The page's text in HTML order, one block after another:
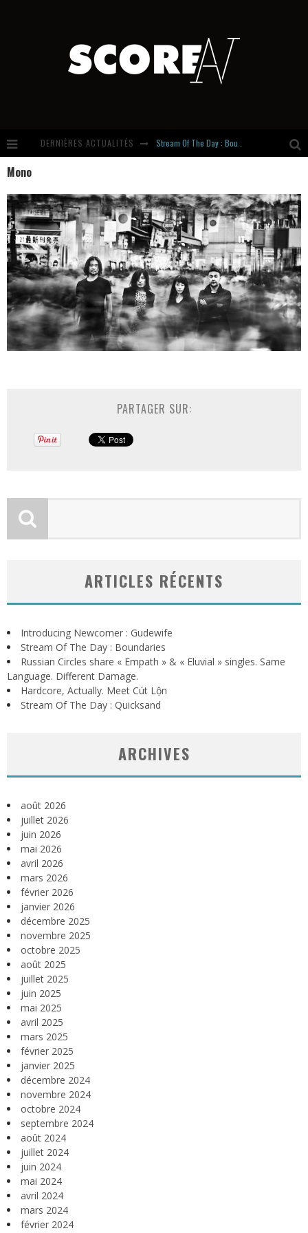
DERNIÈRES ACTUALITÉS
Hardcore, Actually. Meet Cút Lộn
Introducing Newcomer : Gudewife
Mono
PARTAGER SUR:
ARTICLES RÉCENTS
Introducing Newcomer : Gudewife
Stream Of The Day : Boundaries
Russian Circles share « Empath » & « Eluvial » singles. Same
Language. Different Damage.
Hardcore, Actually. Meet Cút Lộn
Stream Of The Day : Quicksand
ARCHIVES
août 2026
juillet 2026
juin 2026
mai 2026
avril 2026
mars 2026
février 2026
janvier 2026
décembre 2025
novembre 2025
octobre 2025
août 2025
juillet 2025
juin 2025
mai 2025
avril 2025
mars 2025
février 2025
janvier 2025
décembre 2024
novembre 2024
octobre 2024
septembre 2024
août 2024
juillet 2024
juin 2024
mai 2024
avril 2024
mars 2024
février 2024